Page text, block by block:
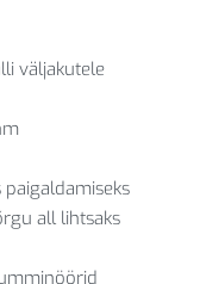
väljakutele
all lihtsaks